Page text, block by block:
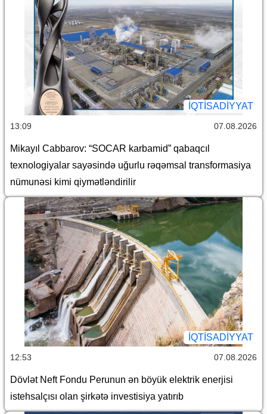
İQTİSADİYYAT
13:09 07.08.2026
Mikayıl Cabbarov: “SOCAR karbamid” qabaqcıl
texnologiyalar sayəsində uğurlu rəqəmsal transformasiya
nümunəsi kimi qiymətləndirilir
İQTİSADİYYAT
12:53 07.08.2026
Dövlət Neft Fondu Perunun ən böyük elektrik enerjisi
istehsalçısı olan şirkətə investisiya yatırıb